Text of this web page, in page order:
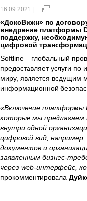
16.09.2021 |
«ДокcВижн» по
внедрение платформы
поддержку,
цифровой
Softline – глобальный
предоставляет услуги
миру, является ведущим
информационной
«Включение платформы
которые мы предлагаем
внутри одной
цифровой вид,
документов и
заявленным бизнес-
через web-интерфейс,
прокомментировала